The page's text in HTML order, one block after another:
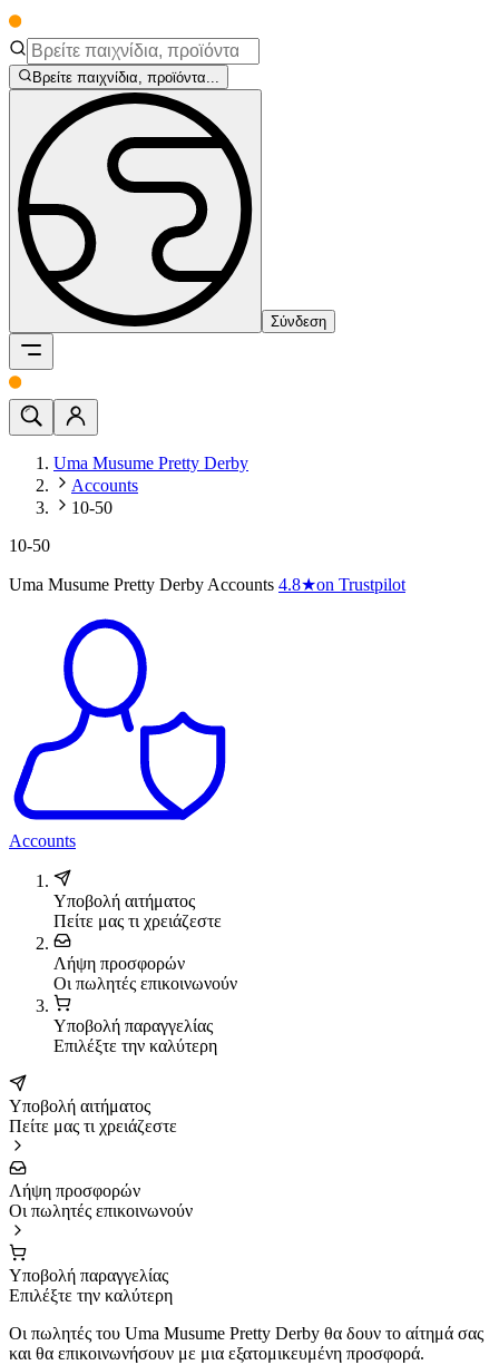
Βρείτε παιχνίδια, προϊόντα...
Σύνδεση
Uma Musume Pretty Derby
Accounts
10-50
10-50
Uma Musume Pretty Derby Accounts 4.8★on Trustpilot
Accounts
Υποβολή αιτήματος
Πείτε μας τι χρειάζεστε
Λήψη προσφορών
Οι πωλητές επικοινωνούν
Υποβολή παραγγελίας
Επιλέξτε την καλύτερη
Υποβολή αιτήματος
Πείτε μας τι χρειάζεστε
Λήψη προσφορών
Οι πωλητές επικοινωνούν
Υποβολή παραγγελίας
Επιλέξτε την καλύτερη
Οι πωλητές του Uma Musume Pretty Derby θα δουν το αίτημά σας
και θα επικοινωνήσουν με μια εξατομικευμένη προσφορά.